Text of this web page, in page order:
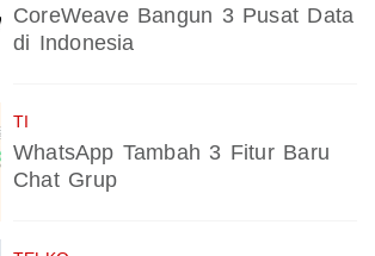
CoreWeave Bangun 3 Pusat Data
di Indonesia
TI
WhatsApp Tambah 3 Fitur Baru
Chat Grup